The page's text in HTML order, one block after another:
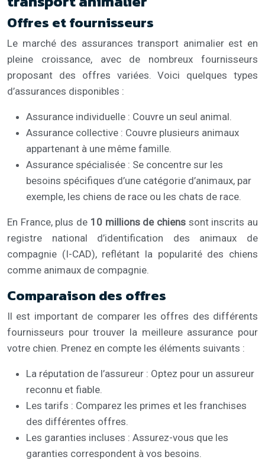
Offres et fournisseurs
Le marché des assurances transport animalier est en
pleine croissance, avec de nombreux fournisseurs
proposant des offres variées. Voici quelques types
d’assurances disponibles :
Assurance individuelle : Couvre un seul animal.
Assurance collective : Couvre plusieurs animaux
appartenant à une même famille.
Assurance spécialisée : Se concentre sur les
besoins spécifiques d’une catégorie d’animaux, par
exemple, les chiens de race ou les chats de race.
En France, plus de 10 millions de chiens sont inscrits au
registre national d’identification des animaux de
compagnie (I-CAD), reflétant la popularité des chiens
comme animaux de compagnie.
Comparaison des offres
Il est important de comparer les offres des différents
fournisseurs pour trouver la meilleure assurance pour
votre chien. Prenez en compte les éléments suivants :
La réputation de l’assureur : Optez pour un assureur
reconnu et fiable.
Les tarifs : Comparez les primes et les franchises
des différentes offres.
Les garanties incluses : Assurez-vous que les
garanties correspondent à vos besoins.